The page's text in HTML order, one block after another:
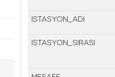
ISTASYON_ADI
ISTASYON_SIRASI